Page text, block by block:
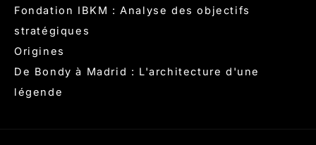
Fondation IBKM : Analyse des objectifs
stratégiques
Origines
De Bondy à Madrid : L'architecture d'une
légende